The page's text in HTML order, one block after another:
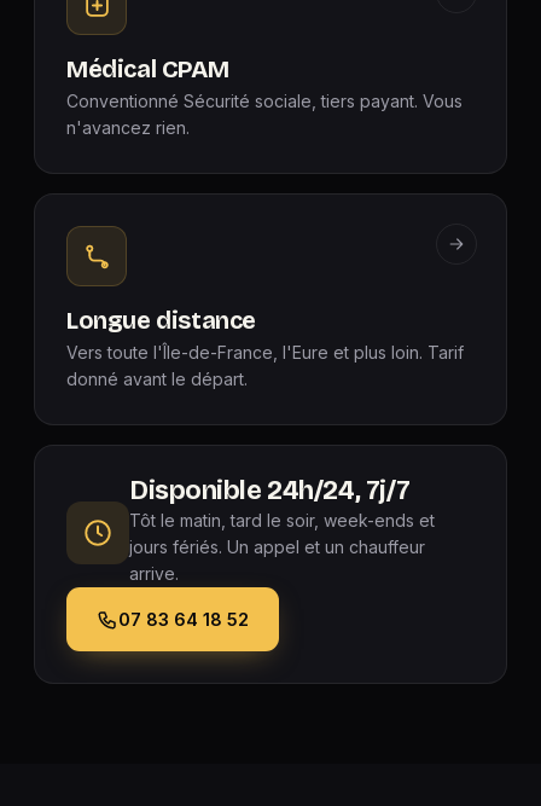
Médical CPAM
Conventionné Sécurité sociale, tiers payant. Vous
n'avancez rien.
Longue distance
Vers toute l'Île-de-France, l'Eure et plus loin. Tarif
donné avant le départ.
Disponible 24h/24, 7j/7
Tôt le matin, tard le soir, week-ends et
jours fériés. Un appel et un chauffeur
arrive.
07 83 64 18 52